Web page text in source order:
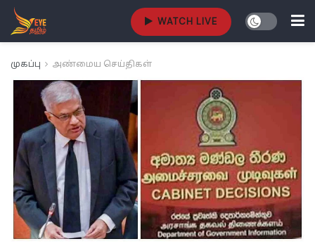
WATCH LIVE
முகப்பு அண்மைய செய்திகள்